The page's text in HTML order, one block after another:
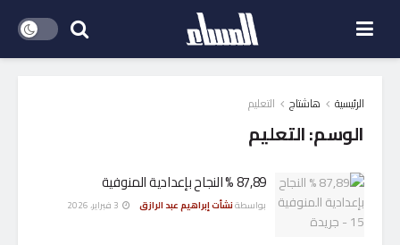
الرئيسية هاشتاج التعليم
الوسم:التعليم
87,89 % النجاح بإعدادية المنوفية
بواسطةنشأت إبراهيم عبد الرازق